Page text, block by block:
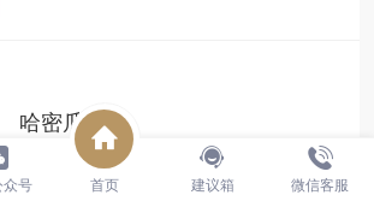
哈密瓜汁
众号 首页 建议箱 微信客服